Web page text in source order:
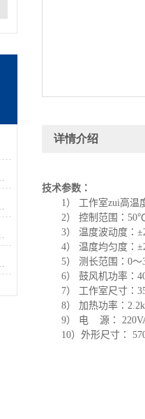
详情介绍
技术参数：
1） 工作室zui高温
2） 控制范围： 50
3） 温度波动度：±
4） 温度均匀度：±
5） 测长范围： 0～
6） 鼓风机功率：
7） 工作室尺寸：
8） 加热功率：
9） 电 源：
10）外形尺寸：